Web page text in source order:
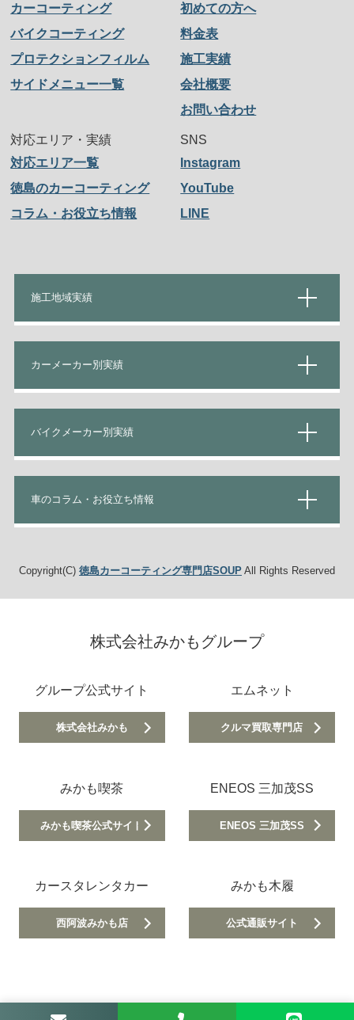
カーコーティング
バイクコーティング
プロテクションフィルム
サイドメニュー一覧
初めての方へ
料金表
施工実績
会社概要
お問い合わせ
対応エリア・実績
対応エリア一覧
徳島のカーコーティング
コラム・お役立ち情報
SNS
Instagram
YouTube
LINE
施工地域実績
カーメーカー別実績
バイクメーカー別実績
車のコラム・お役立ち情報
Copyright(C) 徳島カーコーティング専門店SOUPAll Rights Reserved
株式会社みかもグループ
グループ公式サイト
株式会社みかも
エムネット
クルマ買取専門店
みかも喫茶
みかも喫茶公式サイト
ENEOS 三加茂SS
ENEOS 三加茂SS
カースタレンタカー
西阿波みかも店
みかも木履
公式通販サイト